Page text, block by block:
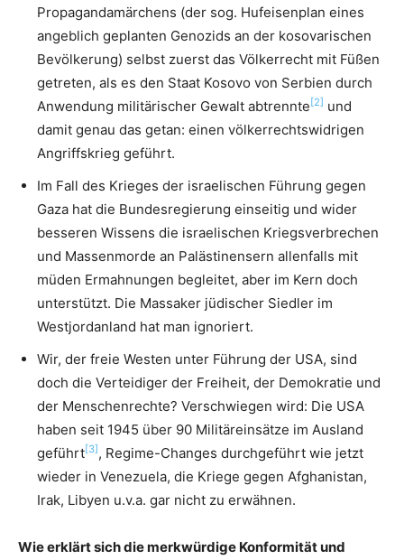
Propagandamärchens (der sog. Hufeisenplan eines
angeblich geplanten Genozids an der kosovarischen
Bevölkerung) selbst zuerst das Völkerrecht mit Füßen
getreten, als es den Staat Kosovo von Serbien durch
Anwendung militärischer Gewalt abtrennte [2] und
damit genau das getan: einen völkerrechtswidrigen
Angriffskrieg geführt.
Im Fall des Krieges der israelischen Führung gegen
Gaza hat die Bundesregierung einseitig und wider
besseren Wissens die israelischen Kriegsverbrechen
und Massenmorde an Palästinensern allenfalls mit
müden Ermahnungen begleitet, aber im Kern doch
unterstützt. Die Massaker jüdischer Siedler im
Westjordanland hat man ignoriert.
Wir, der freie Westen unter Führung der USA, sind
doch die Verteidiger der Freiheit, der Demokratie und
der Menschenrechte? Verschwiegen wird: Die USA
haben seit 1945 über 90 Militäreinsätze im Ausland
geführt[3] , Regime-Changes durchgeführt wie jetzt
wieder in Venezuela, die Kriege gegen Afghanistan,
Irak, Libyen u.v.a. gar nicht zu erwähnen.
Wie erklärt sich die merkwürdige Konformität und